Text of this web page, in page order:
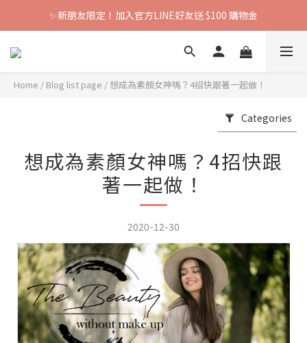
✨新朋友限定！加入官方LINE好友送 $100 購物金
Home / Blog list page /想成為素顏女神嗎？4招快跟著一起做！
Categories
想成為素顏女神嗎？4招快跟
著一起做！
2020-12-30